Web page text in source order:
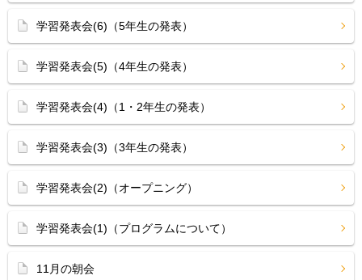
学習発表会(6)（5年生の発表）
学習発表会(5)（4年生の発表）
学習発表会(4)（1・2年生の発表）
学習発表会(3)（3年生の発表）
学習発表会(2)（オープニング）
学習発表会(1)（プログラムについて）
11月の朝会